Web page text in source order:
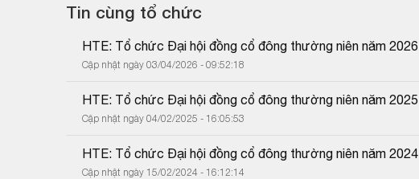
Tin cùng tổ chức
HTE: Tổ chức Đại hội đồng cổ đông thường niên năm 2026
Cập nhật ngày 03/04/2026 - 09:52:18
HTE: Tổ chức Đại hội đồng cổ đông thường niên năm 2025
Cập nhật ngày 04/02/2025 - 16:05:53
HTE: Tổ chức Đại hội đồng cổ đông thường niên năm 2024
Cập nhật ngày 15/02/2024 - 16:12:14